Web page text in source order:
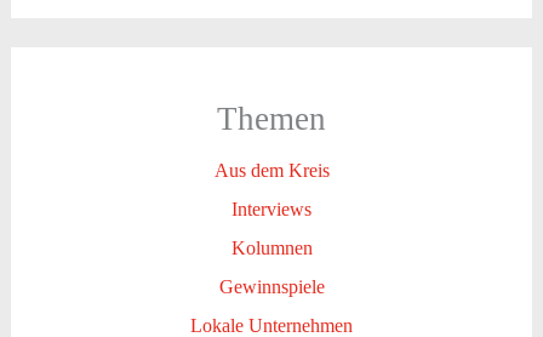
Themen
Aus dem Kreis
Interviews
Kolumnen
Gewinnspiele
Lokale Unternehmen